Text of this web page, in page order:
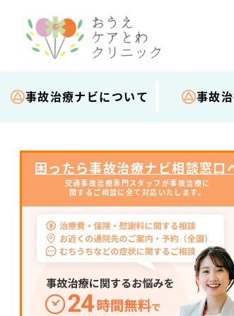
事故治療ナビについて 事故
困ったら事故治療ナビ相談窓口
交通事故治療専門スタッフが事故治療に
関するご相談に全て対応いたします。